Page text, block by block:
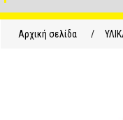
Αρχική σελίδα /